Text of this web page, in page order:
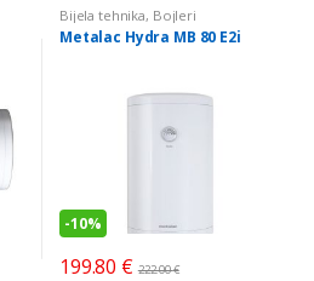
Bijela tehnika, Bojleri
Metalac Hydra MB 80 E2i
-10%
199.80 € 222.00€